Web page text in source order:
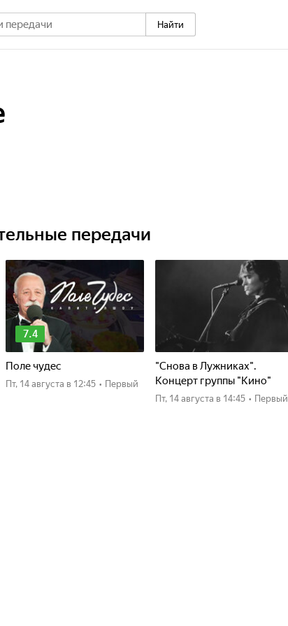
Найти
передачи
7.4
Поле чудес
пт, 14 августа в 12:45 • Первый
"Снова в Лужниках".
Концерт группы "Кино"
пт, 14 августа в 14:45 • Первый